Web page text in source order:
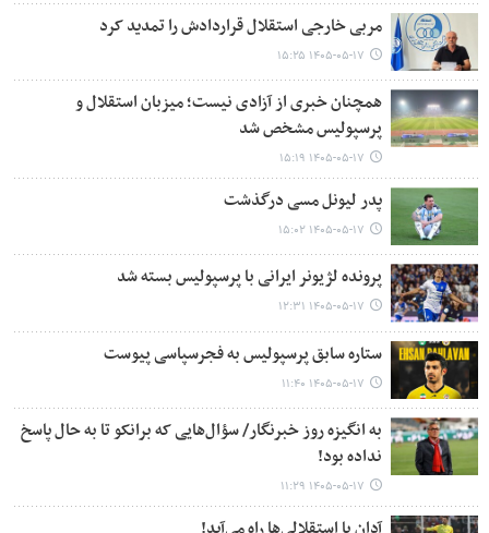
مربی خارجی استقلال قراردادش را تمدید کرد
۱۴۰۵-۰۵-۱۷ ۱۵:۲۵
همچنان خبری از آزادی نیست؛ میزبان استقلال و
پرسپولیس مشخص شد
۱۴۰۵-۰۵-۱۷ ۱۵:۱۹
پدر لیونل مسی درگذشت
۱۴۰۵-۰۵-۱۷ ۱۵:۰۲
پرونده لژیونر ایرانی با پرسپولیس بسته شد
۱۴۰۵-۰۵-۱۷ ۱۲:۳۱
ستاره سابق پرسپولیس به فجرسپاسی پیوست
۱۴۰۵-۰۵-۱۷ ۱۱:۴۰
به انگیزه روز خبرنگار/ سؤال‌هایی که برانکو تا به حال پاسخ
نداده بود!
۱۴۰۵-۰۵-۱۷ ۱۱:۲۹